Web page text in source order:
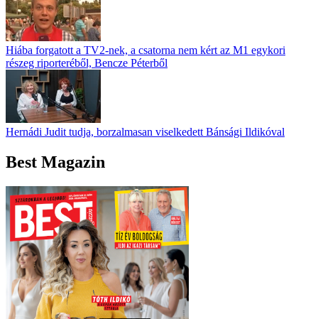
Hiába forgatott a TV2-nek, a csatorna nem kért az M1 egykori
részeg riporteréből, Bencze Péterből
Hernádi Judit tudja, borzalmasan viselkedett Bánsági Ildikóval
Best Magazin